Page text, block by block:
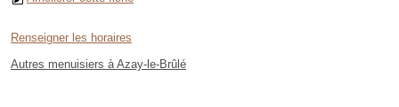
Renseigner les horaires
Autres menuisiers à Azay-le-Brûlé